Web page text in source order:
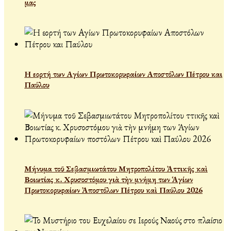
μας
Η εορτή των Αγίων Πρωτοκορυφαίων Αποστόλων Πέτρου και
Παύλου
Μήνυμα τοῦ Σεβασμιωτάτου Μητροπολίτου Ἀττικῆς καὶ
Βοιωτίας κ. Χρυσοστόμου γιὰ τὴν μνήμη των Ἁγίων
Πρωτοκορυφαίων Ἀποστόλων Πέτρου καὶ Παύλου 2026